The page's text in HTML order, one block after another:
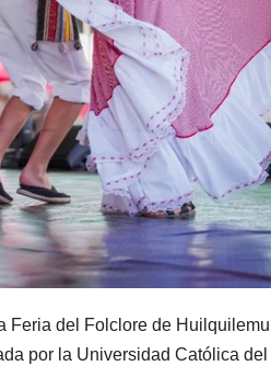
Feria del Folclore de
por la Universidad Católica del